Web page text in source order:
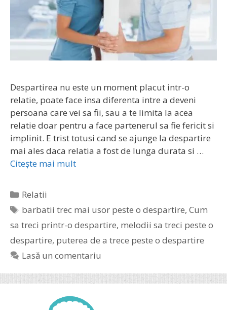
Despartirea nu este un moment placut intr-o
relatie, poate face insa diferenta intre a deveni
persoana care vei sa fii, sau a te limita la acea
relatie doar pentru a face partenerul sa fie fericit si
implinit. E trist totusi cand se ajunge la despartire
mai ales daca relatia a fost de lunga durata si …
Citește mai mult
Categorii
Relatii
Etichete
barbatii trec mai usor peste o despartire,Cum
sa treci printr-o despartire, melodii sa treci peste o
despartire, puterea de a trece peste o despartire
Lasă un comentariu